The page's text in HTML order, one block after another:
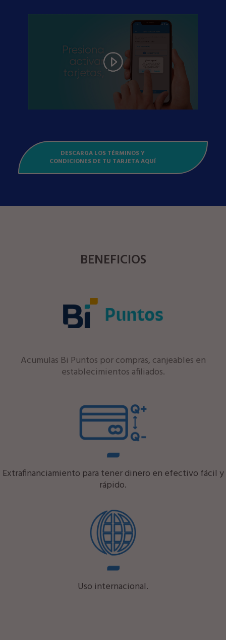
DESCARGA LOS TÉRMINOS Y
CONDICIONES DE TU TARJETA AQUÍ
BENEFICIOS
Acumulas Bi Puntos por compras, canjeables en
establecimientos afiliados.
Extrafinanciamiento para tener dinero en efectivo fácil y
rápido.
Uso internacional.